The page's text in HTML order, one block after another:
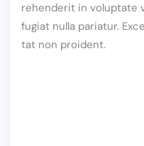
rehenderit in voluptate
fugiat nulla pariatur.
tat non proident.